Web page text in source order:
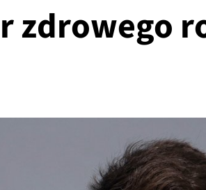
zdrowego